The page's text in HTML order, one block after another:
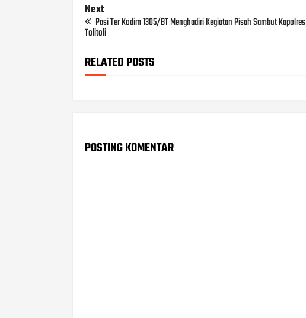
Next
Pasi Ter Kodim 1305/BT Menghadiri Kegiatan Pisah Sambut Kapolres
Tolitoli
RELATED POSTS
POSTING KOMENTAR